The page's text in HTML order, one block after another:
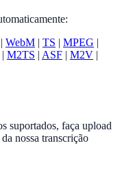
| WebM | TS | MPEG |
| M2TS | ASF | M2V |
suportados, faça upload
nossa transcrição